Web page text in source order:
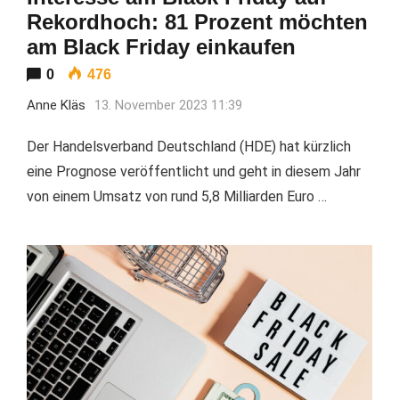
Rekordhoch: 81 Prozent möchten
am Black Friday einkaufen
0 476
Anne Kläs 13. November 2023 11:39
Der Handelsverband Deutschland (HDE) hat kürzlich
eine Prognose veröffentlicht und geht in diesem Jahr
von einem Umsatz von rund 5,8 Milliarden Euro …